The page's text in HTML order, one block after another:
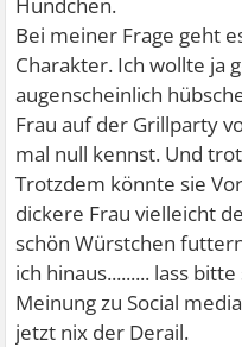
Bei meiner Frage geht
Charakter. Ich wollte ja
augenscheinlich
Frau auf der Grillparty
mal null kennst. Und
Trotzdem könnte sie
dickere Frau vielleicht
schön Würstchen
ich hinaus......... lass
Meinung zu Social
jetzt nix der Derail.